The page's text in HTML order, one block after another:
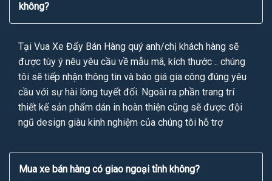
không?
Tại Vua Xe Đẩy Bán Hàng quý anh/chị khách hàng sẽ
được tùy ý nêu yêu cầu về mẫu mã, kích thước .. chúng
tôi sẽ tiếp nhận thông tin và báo giá gia công đúng yêu
cầu với sự hài lòng tuyết đối. Ngoài ra phần trang trí
thiết kế sản phẩm dán in hoàn thiện cũng sẽ được đội
ngũ design giàu kinh nghiệm của chúng tôi hỗ trợ
Mua xe bán hàng có giao ngoại tỉnh không?